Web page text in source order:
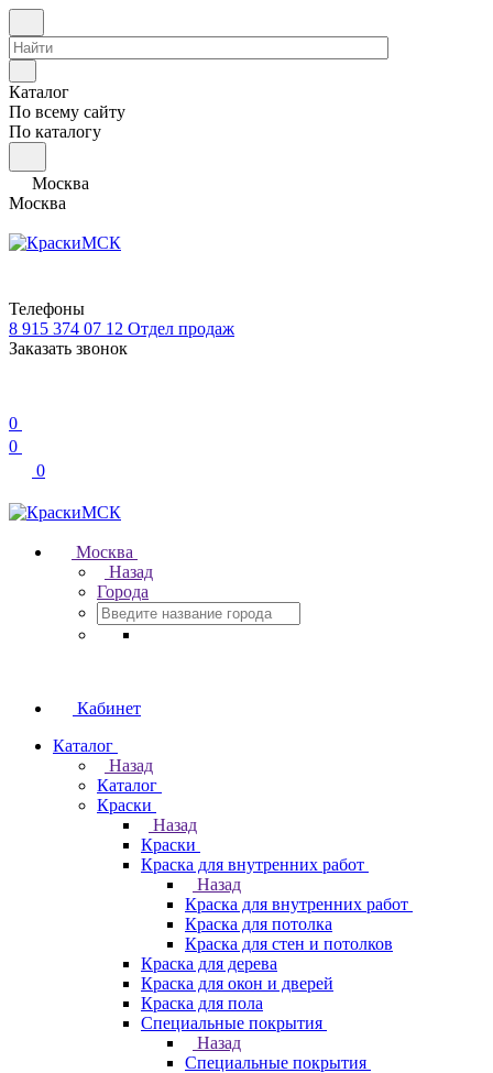
Каталог
По всему сайту
По каталогу
Москва
Москва
Телефоны
8 915 374 07 12 Отдел продаж
Заказать звонок
0
0
0
Москва
Назад
Города
Кабинет
Каталог
Назад
Каталог
Краски
Назад
Краски
Краска для внутренних работ
Назад
Краска для внутренних работ
Краска для потолка
Краска для стен и потолков
Краска для дерева
Краска для окон и дверей
Краска для пола
Специальные покрытия
Назад
Специальные покрытия